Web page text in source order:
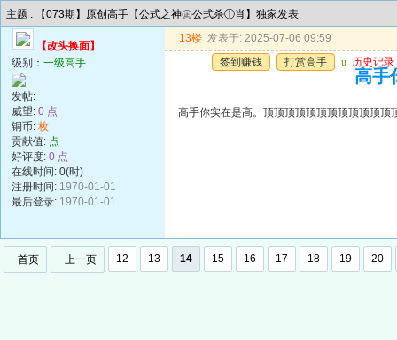
主题 : 【073期】原创高手【公式之神㊣公式杀①肖】独家发表
【改头换面】
级别： 一级高手
发帖:
威望: 0 点
铜币: 枚
贡献值: 点
好评度: 0 点
在线时间: 0(时)
注册时间: 1970-01-01
最后登录: 1970-01-01
13楼 发表于: 2025-07-06 09:59
签到赚钱
打赏高手 u 历史记录
高手
高手你实在是高。顶顶顶顶顶顶顶顶顶顶顶顶
首页 上一页 12 13 14 15 16 17 18 19 20